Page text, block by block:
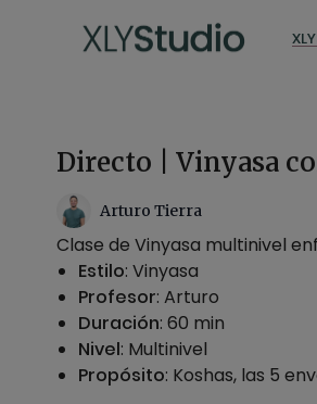
Directo | Vinyasa
Arturo Tierra
Clase de Vinyasa multinivel
Estilo: Vinyasa
Profesor: Arturo
Duración: 60 min
Nivel: Multinivel
Propósito: Koshas, las 5